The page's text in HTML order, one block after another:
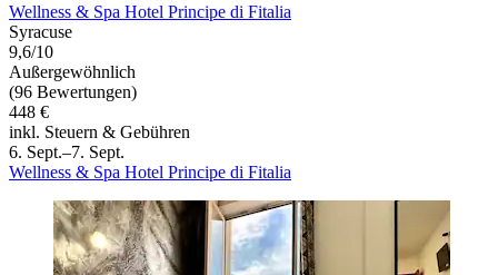
Wellness & Spa Hotel Principe di Fitalia
Syracuse
9,6/10
Außergewöhnlich
(96 Bewertungen)
448 €
inkl. Steuern & Gebühren
6. Sept.–7. Sept.
Wellness & Spa Hotel Principe di Fitalia